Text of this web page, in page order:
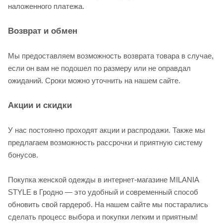
наложенного платежа.
Возврат и обмен
Мы предоставляем возможность возврата товара в случае,
если он вам не подошел по размеру или не оправдал
ожиданий. Сроки можно уточнить на нашем сайте.
Акции и скидки
У нас постоянно проходят акции и распродажи. Также мы
предлагаем возможность рассрочки и приятную систему
бонусов.
Покупка женской одежды в интернет-магазине MILANIA
STYLE в Гродно — это удобный и современный способ
обновить свой гардероб. На нашем сайте мы постарались
сделать процесс выбора и покупки легким и приятным!